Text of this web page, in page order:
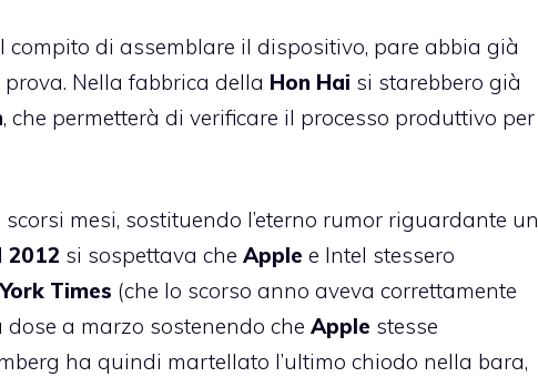
compito di assemblare il dispositivo, pare abbia già
Nella fabbrica della Hon Hai si starebbero già
, che permetterà di verificare il processo produttivo per
mesi, sostituendo l’eterno rumor riguardante un
2012 si sospettava che Apple e Intel stessero
York Times (che lo scorso anno aveva correttamente
a marzo sostenendo che Apple stesse
ha quindi martellato l’ultimo chiodo nella bara,